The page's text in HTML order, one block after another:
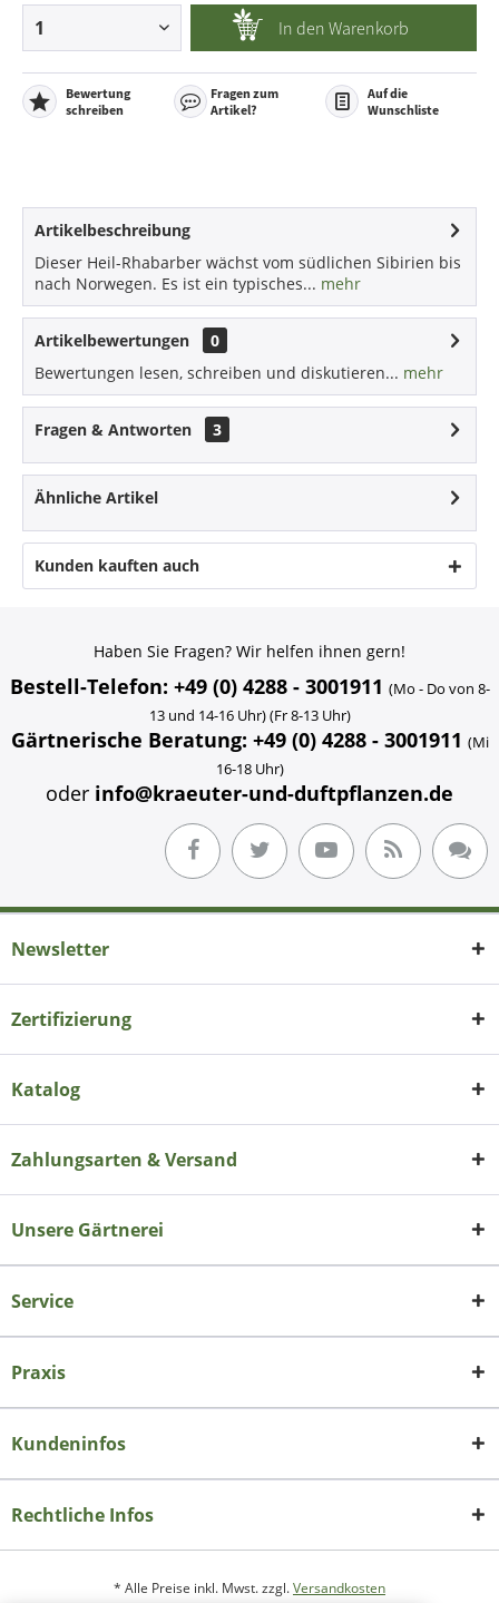
In den Warenkorb
Bewertung
schreiben
Fragen zum
Artikel?
Auf die
Wunschliste
Artikelbeschreibung
Dieser Heil-Rhabarber wächst vom südlichen Sibirien bis
nach Norwegen. Es ist ein typisches... mehr
Artikelbewertungen
0
Bewertungen lesen, schreiben und diskutieren... mehr
Fragen & Antworten 3
Ähnliche Artikel
Kunden kauften auch
Haben Sie Fragen? Wir helfen ihnen gern!
Bestell-Telefon: +49 (0) 4288 - 3001911 (Mo - Do von 8-
13 und 14-16 Uhr) (Fr 8-13 Uhr)
Gärtnerische Beratung: +49 (0) 4288 - 3001911 (Mi
16-18 Uhr)
oder info@kraeuter-und-duftpflanzen.de
Newsletter
Zertifizierung
Katalog
Zahlungsarten & Versand
Unsere Gärtnerei
Service
Praxis
Kundeninfos
Rechtliche Infos
* Alle Preise inkl. Mwst. zzgl.Versandkosten